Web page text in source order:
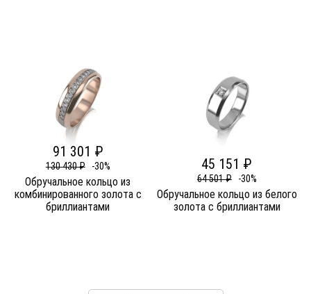
91 301 ₽
130 430 ₽ -30%
Обручальное кольцо из
комбинированного золота c
бриллиантами
45 151 ₽
64 501 ₽ -30%
Обручальное кольцо из белого
золота c бриллиантами